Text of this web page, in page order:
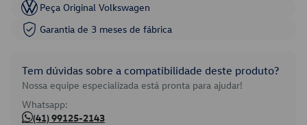
Peça Original Volkswagen
Garantia de 3 meses de fábrica
Tem dúvidas sobre a compatibilidade deste produto?
Nossa equipe especializada está pronta para ajudar!
Whatsapp:
(41) 99125-2143